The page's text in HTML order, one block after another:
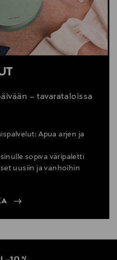
– tavarataloissa
Apua arjen ja
sopiva väripaletti
uusiin ja vanhoihin